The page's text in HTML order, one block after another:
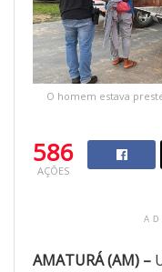
O homem estava
586
AÇÕES
AMATURÁ (AM) –